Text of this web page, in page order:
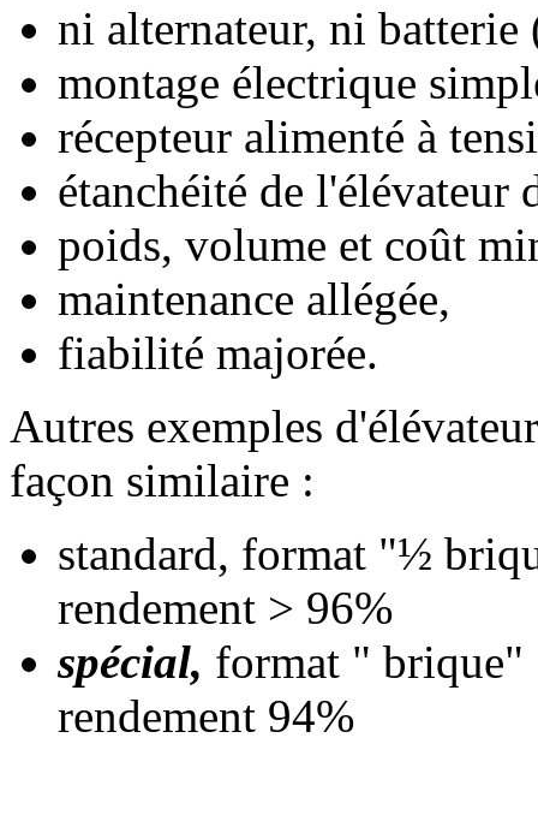
ni alternateur, ni
montage électrique
récepteur alimenté à
étanchéité de l'élévateur
poids, volume et coût
maintenance allégée,
fiabilité majorée.
Autres exemples
façon similaire :
standard, format "½
rendement > 96%
spécial, format " brique"
rendement 94%